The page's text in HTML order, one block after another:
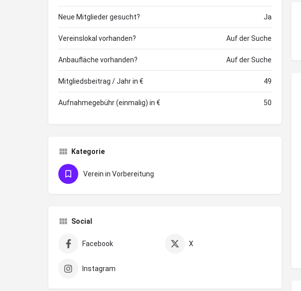
Neue Mitglieder gesucht? Ja
Vereinslokal vorhanden? Auf der Suche
Anbaufläche vorhanden? Auf der Suche
Mitgliedsbeitrag / Jahr in € 49
Aufnahmegebühr (einmalig) in € 50
Kategorie
Verein in Vorbereitung
Social
Facebook X
Instagram